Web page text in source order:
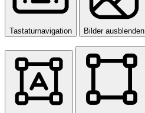
Tastaturnavigation Bilder ausblenden